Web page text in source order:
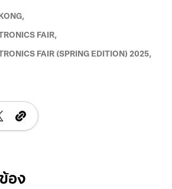
FAIR
FAIR (SPRING EDITION) 2025